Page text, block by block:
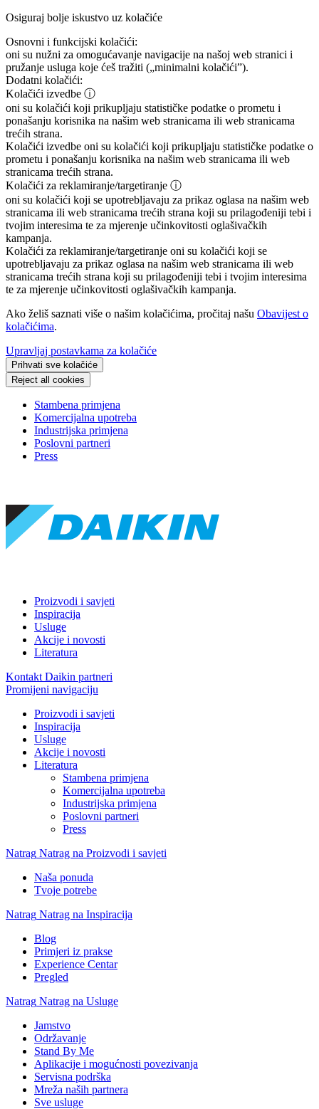
Osiguraj bolje iskustvo uz kolačiće
Osnovni i funkcijski kolačići:
oni su nužni za omogućavanje navigacije na našoj web stranici i
pružanje usluga koje ćeš tražiti („minimalni kolačići”).
Dodatni kolačići:
Kolačići izvedbe ⓘ
oni su kolačići koji prikupljaju statističke podatke o prometu i
ponašanju korisnika na našim web stranicama ili web stranicama
trećih strana.
Kolačići izvedbe oni su kolačići koji prikupljaju statističke podatke o
prometu i ponašanju korisnika na našim web stranicama ili web
stranicama trećih strana.
Kolačići za reklamiranje/targetiranje ⓘ
oni su kolačići koji se upotrebljavaju za prikaz oglasa na našim web
stranicama ili web stranicama trećih strana koji su prilagođeniji tebi i
tvojim interesima te za mjerenje učinkovitosti oglašivačkih
kampanja.
Kolačići za reklamiranje/targetiranje oni su kolačići koji se
upotrebljavaju za prikaz oglasa na našim web stranicama ili web
stranicama trećih strana koji su prilagođeniji tebi i tvojim interesima
te za mjerenje učinkovitosti oglašivačkih kampanja.
Ako želiš saznati više o našim kolačićima, pročitaj našu Obavijest o
kolačićima.
Upravljaj postavkama za kolačiće
Prihvati sve kolačiće
Reject all cookies
Stambena primjena
Komercijalna upotreba
Industrijska primjena
Poslovni partneri
Press
Proizvodi i savjeti
Inspiracija
Usluge
Akcije i novosti
Literatura
Kontakt Daikin partneri
Promijeni navigaciju
Proizvodi i savjeti
Inspiracija
Usluge
Akcije i novosti
Literatura
Stambena primjena
Komercijalna upotreba
Industrijska primjena
Poslovni partneri
Press
Natrag Natrag na Proizvodi i savjeti
Naša ponuda
Tvoje potrebe
Natrag Natrag na Inspiracija
Blog
Primjeri iz prakse
Experience Centar
Pregled
Natrag Natrag na Usluge
Jamstvo
Održavanje
Stand By Me
Aplikacije i mogućnosti povezivanja
Servisna podrška
Mreža naših partnera
Sve usluge